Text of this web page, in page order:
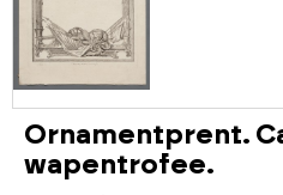
Ornamentprent.
wapentrofee.